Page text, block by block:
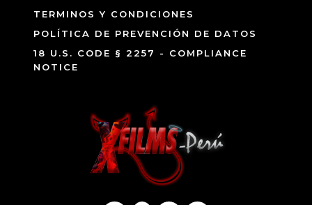
TERMINOS Y CONDICIONES
POLÍTICA DE PREVENCIÓN DE DATOS
18 U.S. CODE § 2257 - COMPLIANCE
NOTICE